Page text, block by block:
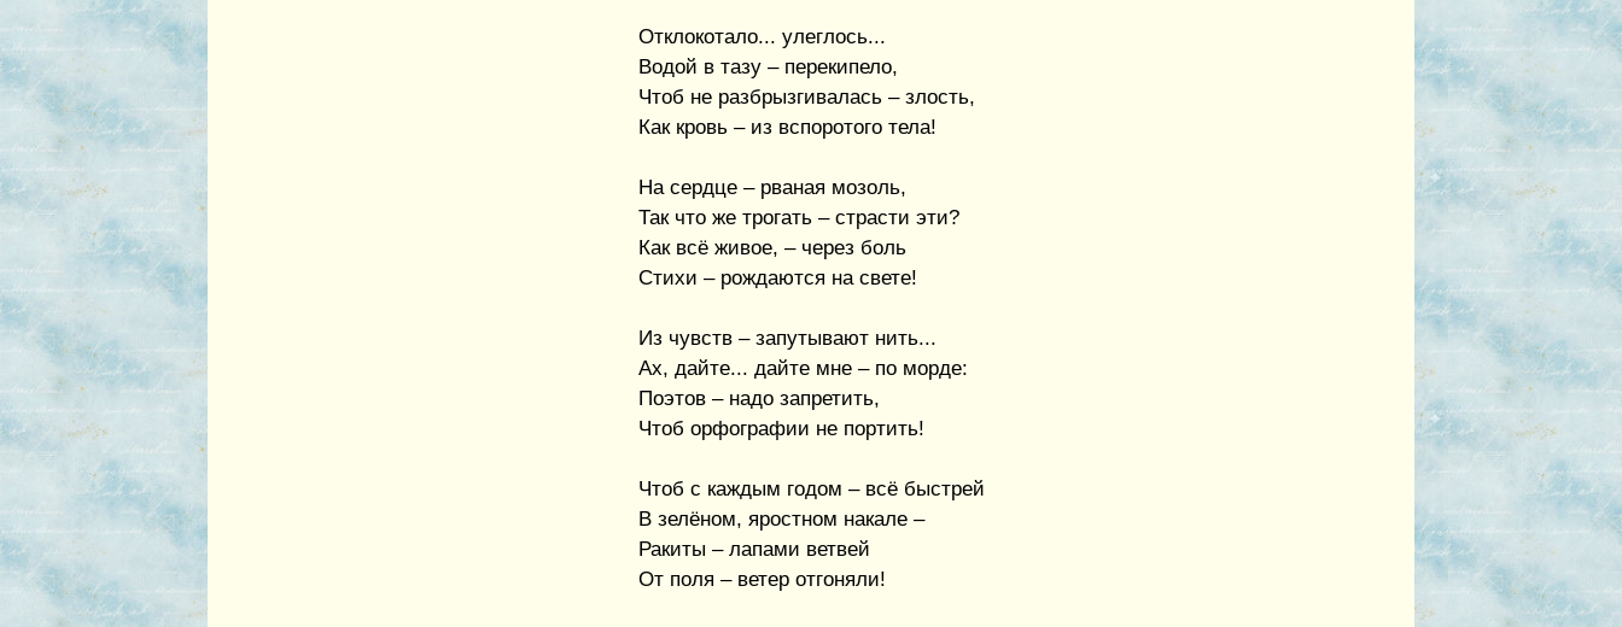
Отклокотало... улеглось...
Водой в тазу – перекипело,
Чтоб не разбрызгивалась – злость,
Как кровь – из вспоротого тела!
На сердце – рваная мозоль,
Так что же трогать – страсти эти?
Как всё живое, – через боль
Стихи – рождаются на свете!
Из чувств – запутывают нить...
Ах, дайте... дайте мне – по морде:
Поэтов – надо запретить,
Чтоб орфографии не портить!
Чтоб с каждым годом – всё быстрей
В зелёном, яростном накале –
Ракиты – лапами ветвей
От поля – ветер отгоняли!